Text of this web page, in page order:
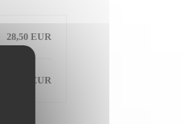
28,50 EUR
23,90 EUR